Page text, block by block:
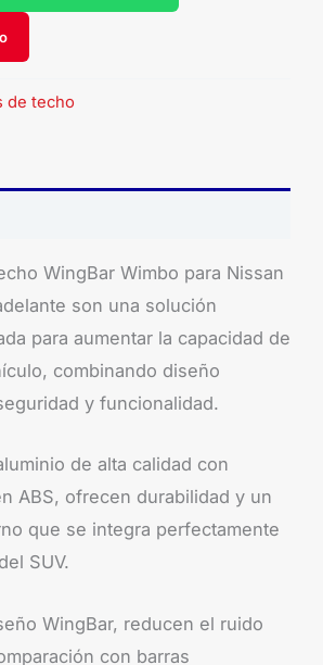
de techo
WingBar Wimbo para Nissan
son una solución
para aumentar la capacidad de
combinando diseño
y funcionalidad.
de alta calidad con
ABS, ofrecen durabilidad y un
que se integra perfectamente
SUV.
WingBar, reducen el ruido
con barras